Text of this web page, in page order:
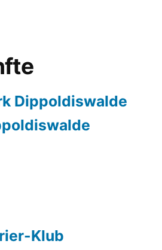
Dippoldiswalde
Klub